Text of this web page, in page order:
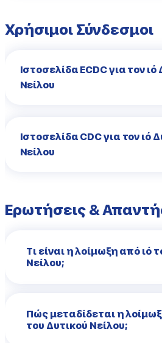
Χρήσιμοι Σύνδεσμοι
Ιστοσελίδα ECDC για τον ιό
Νείλου
Ιστοσελίδα CDC για τον ιό
Νείλου
Ερωτήσεις &
Τι είναι η λοίμωξη από ιό
Νείλου;
Πώς μεταδίδεται η
του Δυτικού Νείλου;